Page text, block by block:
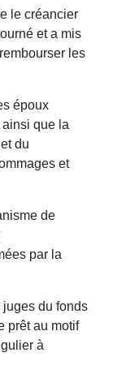
le créancier
et a mis
les
époux
que la
du
et
de
par la
juges du fonds
prêt au motif
à